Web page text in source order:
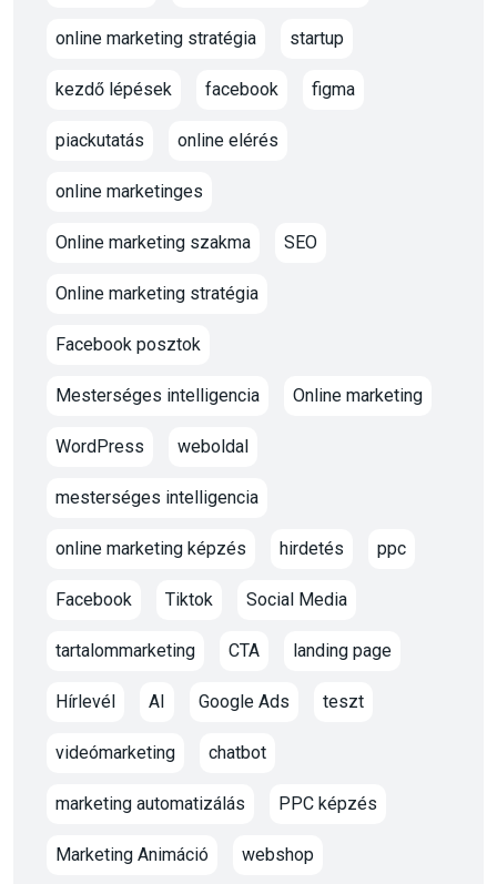
online marketing stratégia startup
kezdő lépések facebook figma
piackutatás online elérés
online marketinges
Online marketing szakma SEO
Online marketing stratégia
Facebook posztok
Mesterséges intelligencia Online marketing
WordPress weboldal
mesterséges intelligencia
online marketing képzés hirdetés ppc
Facebook Tiktok Social Media
tartalommarketing CTA landing page
Hírlevél AI Google Ads teszt
videómarketing chatbot
marketing automatizálás PPC képzés
Marketing Animáció webshop